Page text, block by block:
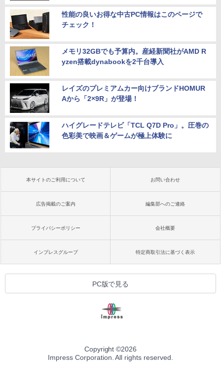
性能の良いお得な中古PC情報はこのページで
チェック！
メモリ32GBでも予算内。産経新聞社がAMD R
yzen搭載dynabookを2千台導入
レイズのプレミアムカー向けブランドHOMUR
Aから「2×9R」が登場！
ハイグレードテレビ「TCL Q7D Pro」。圧巻の
色彩美で映画＆ゲームが極上体験に
本サイトのご利用について お問い合わせ
広告掲載のご案内 編集部へのご連絡
プライバシーポリシー 会社概要
インプレスグループ 特定商取引法に基づく表示
PC版で見る
Copyright ©2026
Impress Corporation. All rights reserved.